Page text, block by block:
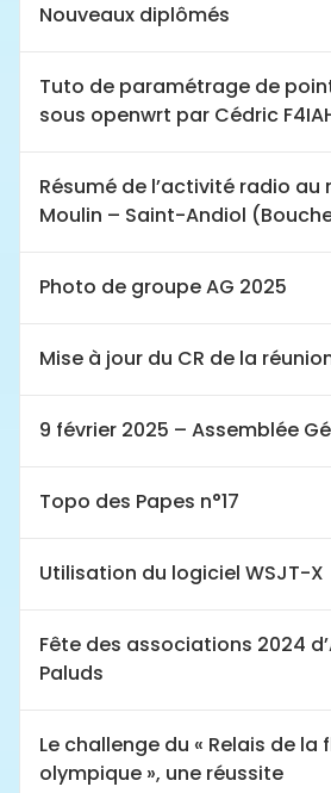
Nouveaux diplômés
Tuto de paramétrage de
sous openwrt par Cédric
Résumé de l’activité radio au
Moulin – Saint-Andiol
Photo de groupe AG 2025
Mise à jour du CR de la
9 février 2025 – Assemblée
Topo des Papes n°17
Utilisation du logiciel WSJT-X
Fête des associations 2024
Paluds
Le challenge du « Relais de la
olympique », une réussite